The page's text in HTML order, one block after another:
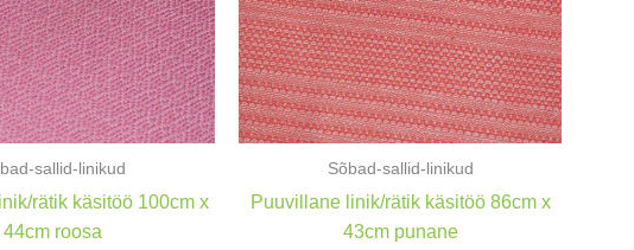
sallid-linikud
rätik käsitöö 100cm x
44cm roosa
Sõbad-sallid-linikud
Puuvillane linik/rätik käsitöö 86cm x
43cm punane